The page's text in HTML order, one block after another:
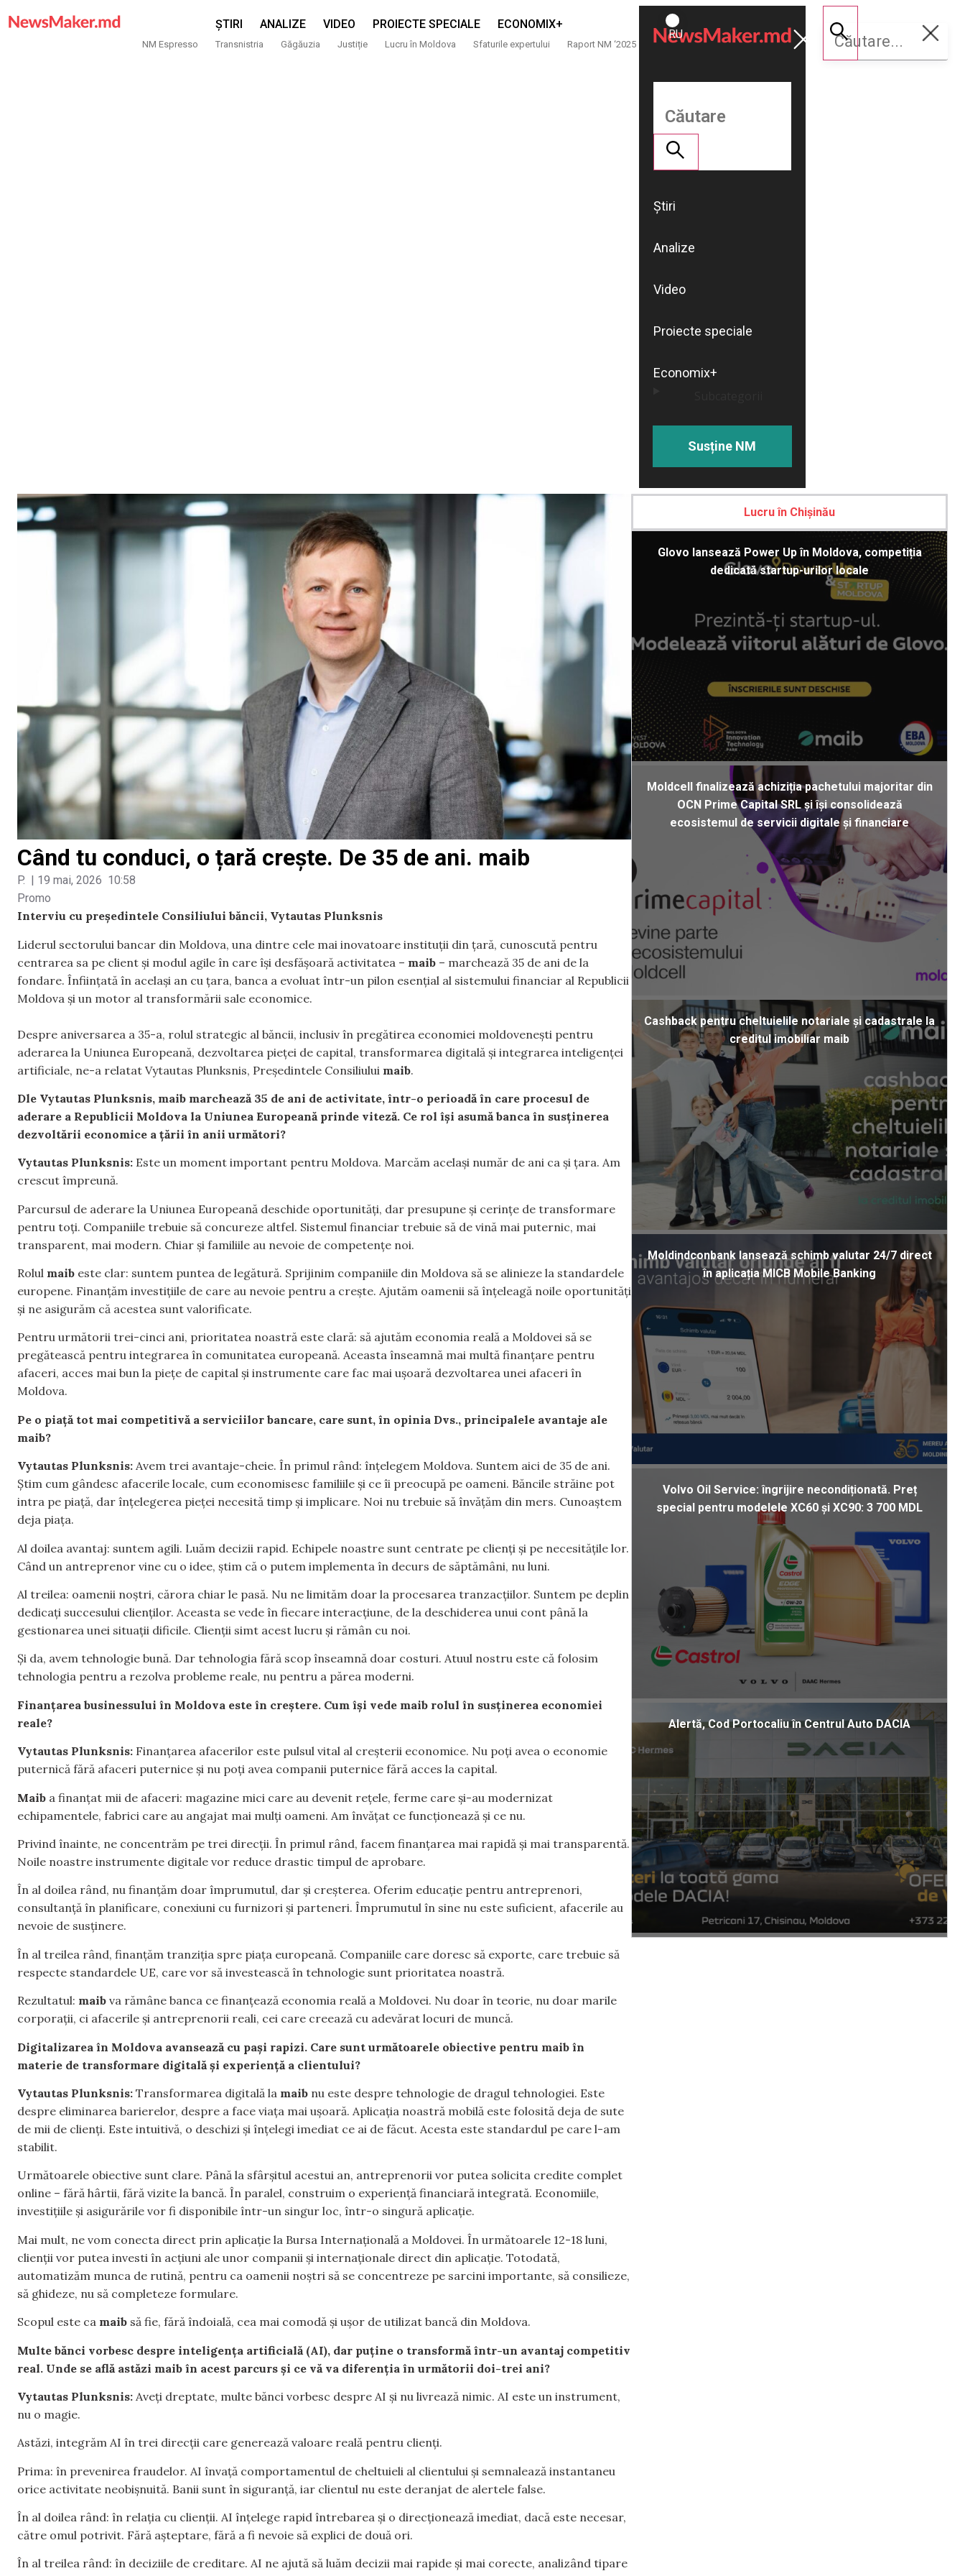
ȘTIRI ANALIZE VIDEO PROIECTE SPECIALE ECONOMIX+
NM Espresso Transnistria Găgăuzia Justiție Lucru în Moldova Sfaturile expertului Raport NM ‘2025
ROMÂNĂ
RU
Susține
NM
Știri
Analize
Video
Proiecte speciale
Economix+
Susține NM
Când tu conduci, o țară crește. De 35 de ani. maib
P. | 19 mai, 2026 10:58
Promo
Interviu cu președintele Consiliului băncii, Vytautas Plunksnis
Liderul sectorului bancar din Moldova, una dintre cele mai inovatoare instituții din țară, cunoscută pentru
centrarea sa pe client și modul agile în care își desfășoară activitatea – maib – marchează 35 de ani de la
fondare. Înființată în același an cu țara, banca a evoluat într-un pilon esențial al sistemului financiar al Republicii
Moldova și un motor al transformării sale economice.
Despre aniversarea a 35-a, rolul strategic al băncii, inclusiv în pregătirea economiei moldovenești pentru
aderarea la Uniunea Europeană, dezvoltarea pieței de capital, transformarea digitală și integrarea inteligenței
artificiale, ne-a relatat Vytautas Plunksnis, Președintele Consiliului maib.
Dle Vytautas Plunksnis, maib marchează 35 de ani de activitate, într-o perioadă în care procesul de
aderare a Republicii Moldova la Uniunea Europeană prinde viteză. Ce rol își asumă banca în susținerea
dezvoltării economice a țării în anii următori?
Vytautas Plunksnis: Este un moment important pentru Moldova. Marcăm același număr de ani ca și țara. Am
crescut împreună.
Parcursul de aderare la Uniunea Europeană deschide oportunități, dar presupune și cerințe de transformare
pentru toți. Companiile trebuie să concureze altfel. Sistemul financiar trebuie să de vină mai puternic, mai
transparent, mai modern. Chiar și familiile au nevoie de competențe noi.
Rolul maib este clar: suntem puntea de legătură. Sprijinim companiile din Moldova să se alinieze la standardele
europene. Finanțăm investițiile de care au nevoie pentru a crește. Ajutăm oamenii să înțeleagă noile oportunități
și ne asigurăm că acestea sunt valorificate.
Pentru următorii trei-cinci ani, prioritatea noastră este clară: să ajutăm economia reală a Moldovei să se
pregătească pentru integrarea în comunitatea europeană. Aceasta înseamnă mai multă finanțare pentru
afaceri, acces mai bun la piețe de capital și instrumente care fac mai ușoară dezvoltarea unei afaceri în
Moldova.
Pe o piață tot mai competitivă a serviciilor bancare, care sunt, în opinia Dvs., principalele avantaje ale
maib?
Vytautas Plunksnis: Avem trei avantaje-cheie. În primul rând: înțelegem Moldova. Suntem aici de 35 de ani.
Știm cum gândesc afacerile locale, cum economisesc familiile și ce îi preocupă pe oameni. Băncile străine pot
intra pe piață, dar înțelegerea pieței necesită timp și implicare. Noi nu trebuie să învățăm din mers. Cunoaștem
deja piața.
Al doilea avantaj: suntem agili. Luăm decizii rapid. Echipele noastre sunt centrate pe clienți și pe necesitățile lor.
Când un antreprenor vine cu o idee, știm că o putem implementa în decurs de săptămâni, nu luni.
Al treilea: oamenii noștri, cărora chiar le pasă. Nu ne limităm doar la procesarea tranzacțiilor. Suntem pe deplin
dedicați succesului clienților. Aceasta se vede în fiecare interacțiune, de la deschiderea unui cont până la
gestionarea unei situații dificile. Clienții simt acest lucru și rămân cu noi.
Și da, avem tehnologie bună. Dar tehnologia fără scop înseamnă doar costuri. Atuul nostru este că folosim
tehnologia pentru a rezolva probleme reale, nu pentru a părea moderni.
Finanțarea businessului în Moldova este în creștere. Cum își vede maib rolul în susținerea economiei
reale?
Vytautas Plunksnis: Finanțarea afacerilor este pulsul vital al creșterii economice. Nu poți avea o economie
puternică fără afaceri puternice și nu poți avea companii puternice fără acces la capital.
Maib a finanțat mii de afaceri: magazine mici care au devenit rețele, ferme care și-au modernizat
echipamentele, fabrici care au angajat mai mulți oameni. Am învățat ce funcționează și ce nu.
Privind înainte, ne concentrăm pe trei direcții. În primul rând, facem finanțarea mai rapidă și mai transparentă.
Noile noastre instrumente digitale vor reduce drastic timpul de aprobare.
În al doilea rând, nu finanțăm doar împrumutul, dar și creșterea. Oferim educație pentru antreprenori,
consultanță în planificare, conexiuni cu furnizori și parteneri. Împrumutul în sine nu este suficient, afacerile au
nevoie de susținere.
În al treilea rând, finanțăm tranziția spre piața europeană. Companiile care doresc să exporte, care trebuie să
respecte standardele UE, care vor să investească în tehnologie sunt prioritatea noastră.
Rezultatul: maib va rămâne banca ce finanțează economia reală a Moldovei. Nu doar în teorie, nu doar marile
corporații, ci afacerile și antreprenorii reali, cei care creează cu adevărat locuri de muncă.
Digitalizarea în Moldova avansează cu pași rapizi. Care sunt următoarele obiective pentru maib în
materie de transformare digitală și experiență a clientului?
Vytautas Plunksnis: Transformarea digitală la maib nu este despre tehnologie de dragul tehnologiei. Este
despre eliminarea barierelor, despre a face viața mai ușoară. Aplicația noastră mobilă este folosită deja de sute
de mii de clienți. Este intuitivă, o deschizi și înțelegi imediat ce ai de făcut. Acesta este standardul pe care l-am
stabilit.
Următoarele obiective sunt clare. Până la sfârșitul acestui an, antreprenorii vor putea solicita credite complet
online – fără hârtii, fără vizite la bancă. În paralel, construim o experiență financiară integrată. Economiile,
investițiile și asigurările vor fi disponibile într-un singur loc, într-o singură aplicație.
Mai mult, ne vom conecta direct prin aplicație la Bursa Internațională a Moldovei. În următoarele 12-18 luni,
clienții vor putea investi în acțiuni ale unor companii și internaționale direct din aplicație. Totodată,
automatizăm munca de rutină, pentru ca oamenii noștri să se concentreze pe sarcini importante, să consilieze,
să ghideze, nu să completeze formulare.
Scopul este ca maib să fie, fără îndoială, cea mai comodă și ușor de utilizat bancă din Moldova.
Multe bănci vorbesc despre inteligența artificială (AI), dar puține o transformă într-un avantaj competitiv
real. Unde se află astăzi maib în acest parcurs și ce vă va diferenția în următorii doi-trei ani?
Vytautas Plunksnis: Aveți dreptate, multe bănci vorbesc despre AI și nu livrează nimic. AI este un instrument,
nu o magie.
Astăzi, integrăm AI în trei direcții care generează valoare reală pentru clienți.
Prima: în prevenirea fraudelor. AI învață comportamentul de cheltuieli al clientului și semnalează instantaneu
orice activitate neobișnuită. Banii sunt în siguranță, iar clientul nu este deranjat de alertele false.
În al doilea rând: în relația cu clienții. AI înțelege rapid întrebarea și o direcționează imediat, dacă este necesar,
către omul potrivit. Fără așteptare, fără a fi nevoie să explici de două ori.
În al treilea rând: în deciziile de creditare. AI ne ajută să luăm decizii mai rapide și mai corecte, analizând tipare
Lucru în Chișinău
Glovo lansează Power Up în Moldova, competiția
dedicată startup-urilor locale
Moldcell finalizează achiziția pachetului majoritar din
OCN Prime Capital SRL și își consolidează
ecosistemul de servicii digitale și financiare
Cashback pentru cheltuielile notariale și cadastrale la
creditul imobiliar maib
Moldindconbank lansează schimb valutar 24/7 direct
în aplicația MICB Mobile Banking
Volvo Oil Service: îngrijire necondiționată. Preț
special pentru modelele XC60 și XC90: 3 700 MDL
Alertă, Cod Portocaliu în Centrul Auto DACIA